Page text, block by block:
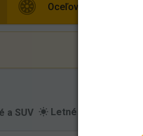
Oceľové disky
a SUV Letné